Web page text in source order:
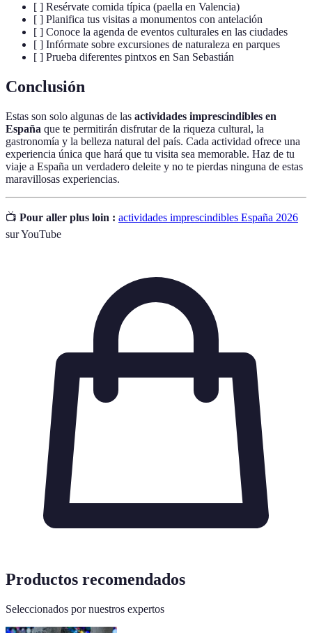
[ ] Resérvate comida típica (paella en Valencia)
[ ] Planifica tus visitas a monumentos con antelación
[ ] Conoce la agenda de eventos culturales en las ciudades
[ ] Infórmate sobre excursiones de naturaleza en parques
[ ] Prueba diferentes pintxos en San Sebastián
Conclusión
Estas son solo algunas de las actividades imprescindibles en
España que te permitirán disfrutar de la riqueza cultural, la
gastronomía y la belleza natural del país. Cada actividad ofrece una
experiencia única que hará que tu visita sea memorable. Haz de tu
viaje a España un verdadero deleite y no te pierdas ninguna de estas
maravillosas experiencias.
📺 Pour aller plus loin : actividades imprescindibles España 2026
sur YouTube
Productos recomendados
Seleccionados por nuestros expertos